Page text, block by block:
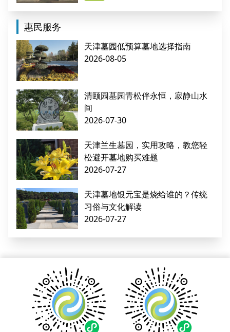
惠民服务
天津墓园低预算墓地选择指南
2026-08-05
清颐园墓园青松伴永恒，寂静山水
间
2026-07-30
天津兰生墓园，实用攻略，教您轻
松避开墓地购买难题
2026-07-27
天津墓地银元宝是烧给谁的？传统
习俗与文化解读
2026-07-27